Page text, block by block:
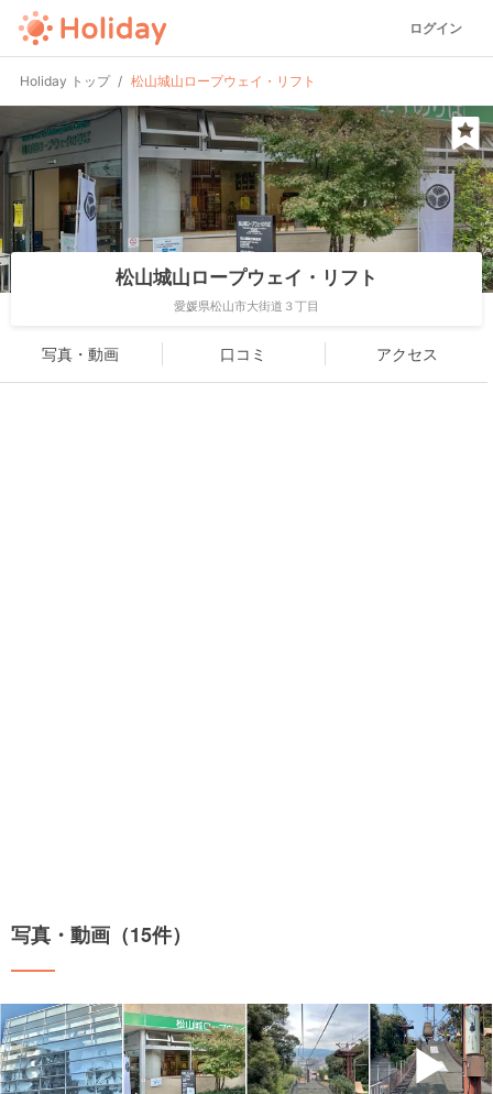
ログイン
Holiday トップ 松山城山ロープウェイ・リフト
松山城山ロープウェイ・リフト
愛媛県松山市大街道３丁目
写真・動画 口コミ アクセス
写真・動画（15件）
▶